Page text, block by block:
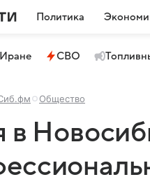
Политика
СВО
Общество
в